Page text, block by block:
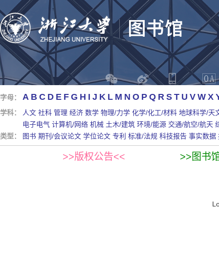
字母： A B C D E F G H I J K L M N O P Q R S T U V W X
学科： 人文 社科 管理 经济 数学 物理/力学 化学/化工/材料 地球科学/天
电子电气 计算机/网络 机械 土木/建筑 环境/能源 交通/航空/航天
类型：
图书 期刊/会议论文 学位论文 专利 标准/法规 科技报告 事实数据
>>版权公告<< >>图书